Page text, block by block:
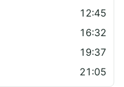
12:45
16:32
19:37
21:05